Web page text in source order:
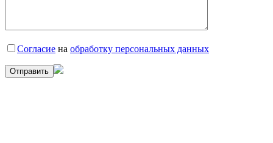
Согласие на обработку персональных данных